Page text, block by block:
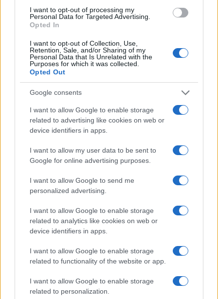
I want to opt-out of processing my
Personal Data for Targeted Advertising.
Opted In
I want to opt-out of Collection, Use,
Retention, Sale, and/or Sharing of my
Personal Data that Is Unrelated with the
Purposes for which it was collected.
Opted Out
Google consents
I want to allow Google to enable storage
related to advertising like cookies on web or
device identifiers in apps.
I want to allow my user data to be sent to
Google for online advertising purposes.
I want to allow Google to send me
personalized advertising.
I want to allow Google to enable storage
related to analytics like cookies on web or
device identifiers in apps.
I want to allow Google to enable storage
related to functionality of the website or app.
I want to allow Google to enable storage
related to personalization.
Chouchaa: chi è il calciatore algerino?
A quanto ammonta il patrimonio di Andrea Pirlo?
Lazio e Milan: tutti gli ex calciatori che hanno
Union Berlino-Cagliari: dove vedere l’amichevole
estiva in diretta
Chi è Sara Gama: fidanzato, figli e vita privata
Sportmagazine: notizie, approfondimenti e classifiche su
calcio, basket, tennis, ciclismo, motori, Formula 1,
nazionali e internazionali, gli highlight delle partite, le
interviste ai protagonisti e i risultati in tempo reale di tutte